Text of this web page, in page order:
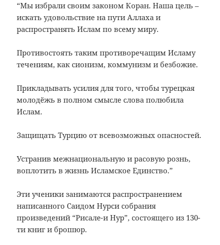
“Мы избрали своим законом Коран. Наша цель –
искать удовольствие на пути Аллаха и
распространять Ислам по всему миру.
Противостоять таким противоречащим Исламу
течениям, как сионизм, коммунизм и безбожие.
Прикладывать усилия для того, чтобы турецкая
молодёжь в полном смысле слова полюбила
Ислам.
Защищать Турцию от всевозможных опасностей.
Устранив межнациональную и расовую рознь,
воплотить в жизнь Исламское Единство.”
Эти ученики занимаются распространением
написанного Саидом Нурси собрания
произведений “Рисале-и Нур”, состоящего из 130-
ти книг и брошюр.